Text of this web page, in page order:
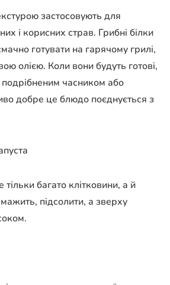
застосовують для
і корисних страв. Грибні білки
готувати на гарячому грилі,
олією. Коли вони будуть готові,
подрібненим часником або
добре це блюдо поєднується з
багато клітковини, а й
підсолити, а зверху